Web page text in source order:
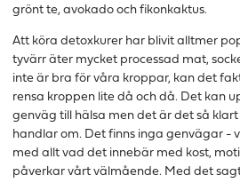
grönt te, avokado och fikonkaktus.
Att köra detoxkurer har blivit alltmer
tyvärr äter mycket processad mat,
inte är bra för våra kroppar, kan det
rensa kroppen lite då och då. Det kan
genväg till hälsa men det är det så
handlar om. Det finns inga genvägar -
med allt vad det innebär med kost,
påverkar vårt välmående. Med det